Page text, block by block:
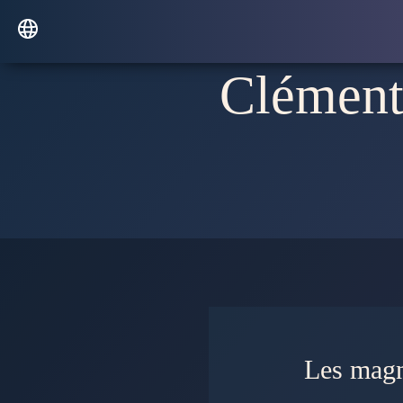
Les magnétiseurs travaillent-ils avec leur propre énergie